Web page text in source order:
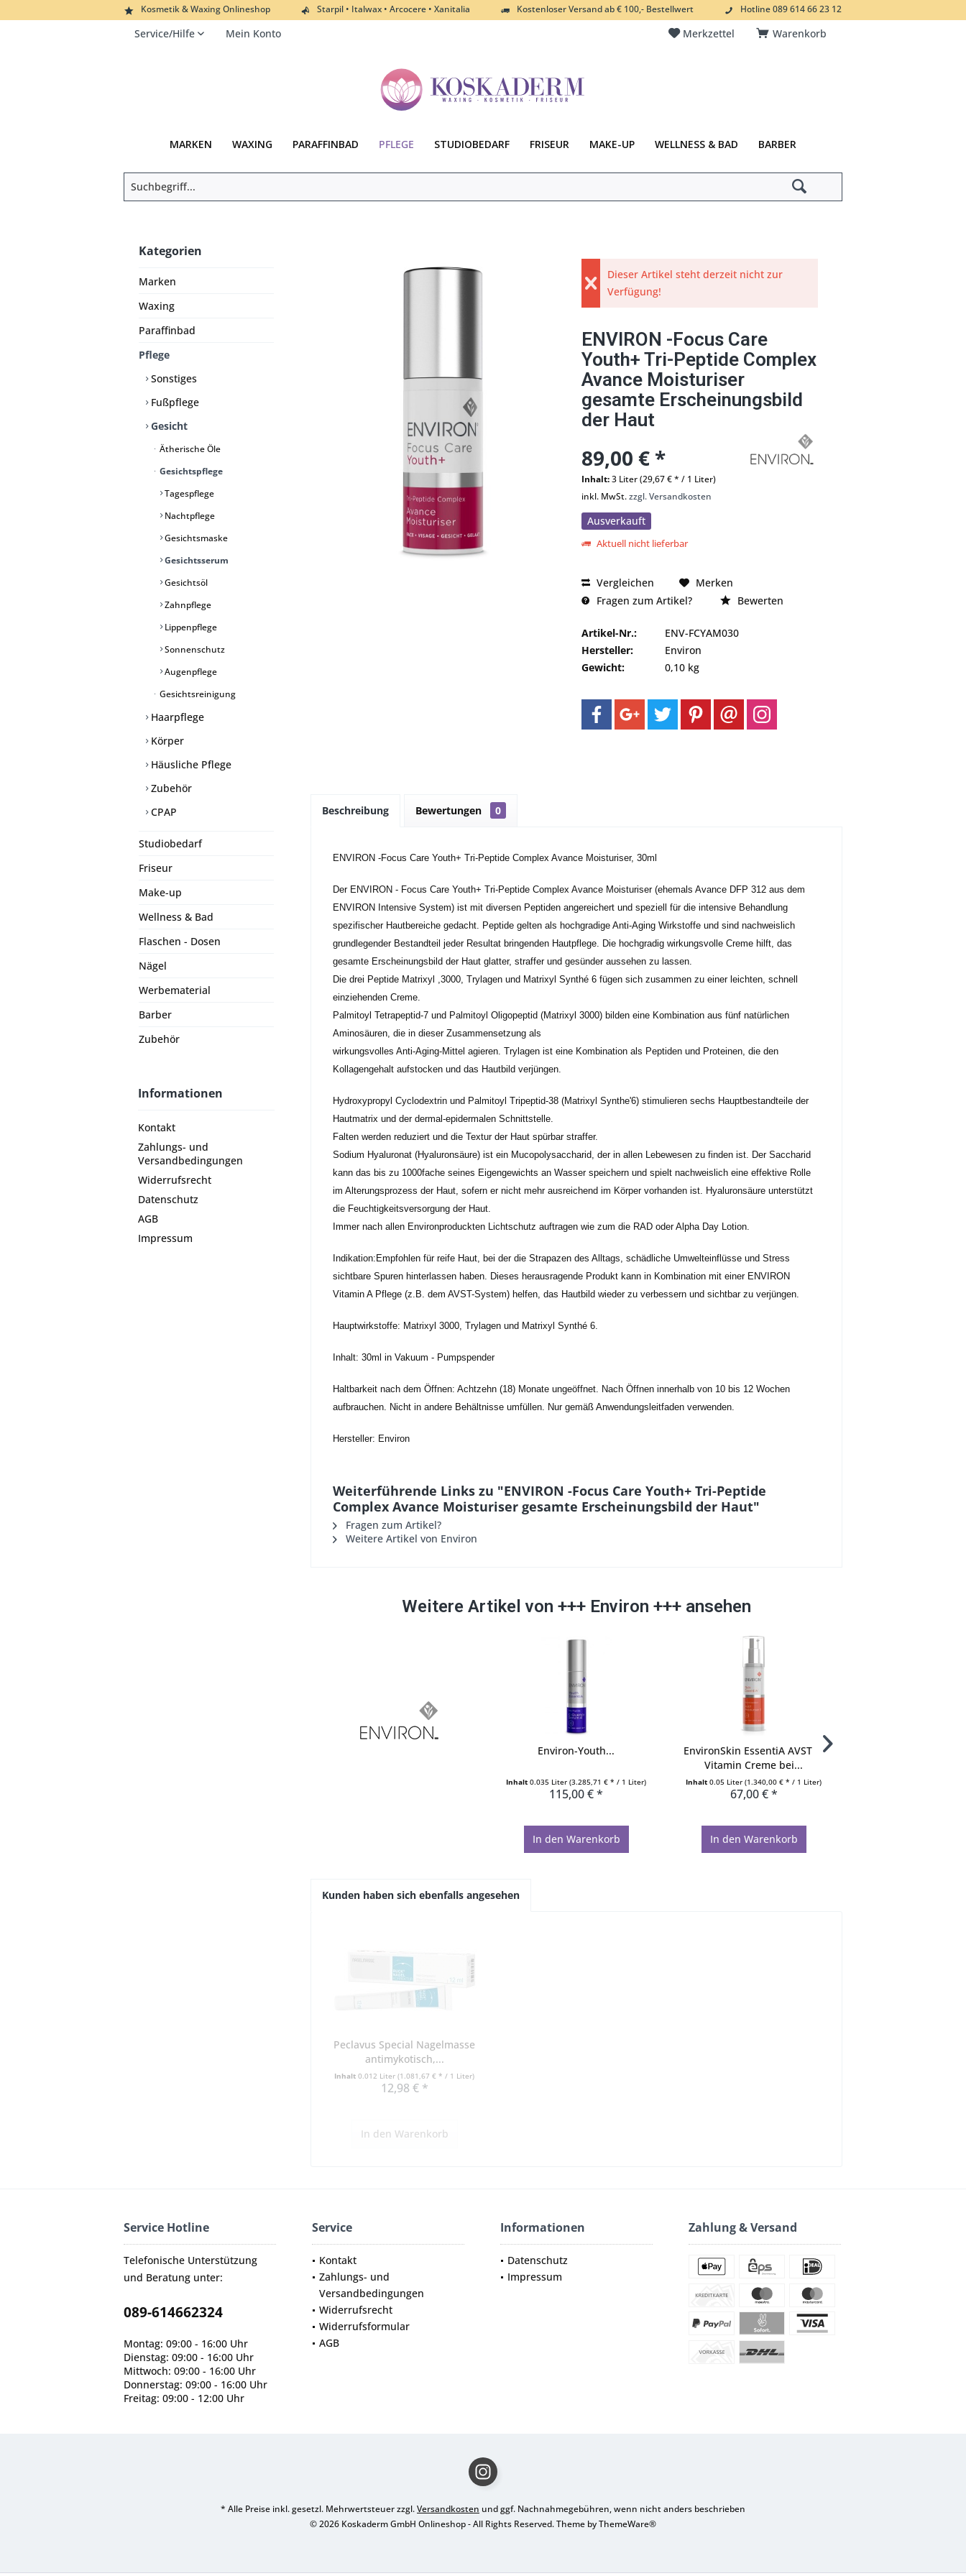
Kosmetik & Waxing Onlineshop Starpil • Italwax • Arcocere • Xanitalia Kostenloser Versand ab € 100,- Bestellwert Hotline 089 614 66 23 12
Warenkorb
Merkzettel
Service/Hilfe Mein Konto
MARKEN WAXING PARAFFINBAD PFLEGE STUDIOBEDARF FRISEUR MAKE-UP WELLNESS & BAD BARBER
Kategorien
Marken
Waxing
Paraffinbad
Pflege
Sonstiges
Fußpflege
Gesicht
Ätherische Öle
Gesichtspflege
Tagespflege
Nachtpflege
Gesichtsmaske
Gesichtsserum
Gesichtsöl
Zahnpflege
Lippenpflege
Sonnenschutz
Augenpflege
Gesichtsreinigung
Haarpflege
Körper
Häusliche Pflege
Zubehör
CPAP
Studiobedarf
Friseur
Make-up
Wellness & Bad
Flaschen - Dosen
Nägel
Werbematerial
Barber
Zubehör
Informationen
Kontakt
Zahlungs- und
Versandbedingungen
Widerrufsrecht
Datenschutz
AGB
Impressum
Dieser Artikel steht derzeit nicht zur
Verfügung!
ENVIRON -Focus Care
Youth+ Tri-Peptide Complex
Avance Moisturiser
gesamte Erscheinungsbild
der Haut
89,00 € *
Inhalt:3 Liter (29,67 € * / 1 Liter)
inkl. MwSt.zzgl. Versandkosten
Ausverkauft
Aktuell nicht lieferbar
Vergleichen
Merken
Fragen zum Artikel?
Bewerten
Artikel-Nr.:
ENV-FCYAM030
Hersteller:
Environ
Gewicht:
0,10 kg
Beschreibung Bewertungen 0
ENVIRON -Focus Care Youth+ Tri-Peptide Complex Avance Moisturiser, 30ml
Der ENVIRON - Focus Care Youth+ Tri-Peptide Complex Avance Moisturiser (ehemals Avance DFP 312 aus dem
ENVIRON Intensive System) ist mit diversen Peptiden angereichert und speziell für die intensive Behandlung
spezifischer Hautbereiche gedacht. Peptide gelten als hochgradige Anti-Aging Wirkstoffe und sind nachweislich
grundlegender Bestandteil jeder Resultat bringenden Hautpflege. Die hochgradig wirkungsvolle Creme hilft, das
gesamte Erscheinungsbild der Haut glatter, straffer und gesünder aussehen zu lassen.
Die drei Peptide Matrixyl ,3000, Trylagen und Matrixyl Synthé 6 fügen sich zusammen zu einer leichten, schnell
einziehenden Creme.
Palmitoyl Tetrapeptid-7 und Palmitoyl Oligopeptid (Matrixyl 3000) bilden eine Kombination aus fünf natürlichen
Aminosäuren, die in dieser Zusammensetzung als
wirkungsvolles Anti-Aging-Mittel agieren. Trylagen ist eine Kombination als Peptiden und Proteinen, die den
Kollagengehalt aufstocken und das Hautbild verjüngen.
Hydroxypropyl Cyclodextrin und Palmitoyl Tripeptid-38 (Matrixyl Synthe'6) stimulieren sechs Hauptbestandteile der
Hautmatrix und der dermal-epidermalen Schnittstelle.
Falten werden reduziert und die Textur der Haut spürbar straffer.
Sodium Hyaluronat (Hyaluronsäure) ist ein Mucopolysaccharid, der in allen Lebewesen zu finden ist. Der Saccharid
kann das bis zu 1000fache seines Eigengewichts an Wasser speichern und spielt nachweislich eine effektive Rolle
im Alterungsprozess der Haut, sofern er nicht mehr ausreichend im Körper vorhanden ist. Hyaluronsäure unterstützt
die Feuchtigkeitsversorgung der Haut.
Immer nach allen Environproduckten Lichtschutz auftragen wie zum die RAD oder Alpha Day Lotion.
Indikation:Empfohlen für reife Haut, bei der die Strapazen des Alltags, schädliche Umwelteinflüsse und Stress
sichtbare Spuren hinterlassen haben. Dieses herausragende Produkt kann in Kombination mit einer ENVIRON
Vitamin A Pflege (z.B. dem AVST-System) helfen, das Hautbild wieder zu verbessern und sichtbar zu verjüngen.
Hauptwirkstoffe: Matrixyl 3000, Trylagen und Matrixyl Synthé 6.
Inhalt: 30ml in Vakuum - Pumpspender
Haltbarkeit nach dem Öffnen: Achtzehn (18) Monate ungeöffnet. Nach Öffnen innerhalb von 10 bis 12 Wochen
aufbrauchen. Nicht in andere Behältnisse umfüllen. Nur gemäß Anwendungsleitfaden verwenden.
Hersteller: Environ
Weiterführende Links zu "ENVIRON -Focus Care Youth+ Tri-Peptide
Complex Avance Moisturiser gesamte Erscheinungsbild der Haut"
Fragen zum Artikel?
Weitere Artikel von Environ
Weitere Artikel von +++ Environ +++ ansehen
Environ-Youth...
Inhalt0.035 Liter(3.285,71 € * / 1 Liter)
115,00 € *
In den Warenkorb
EnvironSkin EssentiA AVST 3,
Vitamin Creme bei...
Inhalt0.05 Liter(1.340,00 € * / 1 Liter)
67,00 € *
In den Warenkorb
Kunden haben sich ebenfalls angesehen
Peclavus Special Nagelmasse
antimykotisch,...
Inhalt0.012 Liter(1.081,67 € * / 1 Liter)
12,98 € *
In den Warenkorb
Service Hotline
Telefonische Unterstützung
und Beratung unter:
089-614662324
Montag: 09:00 - 16:00 Uhr
Dienstag: 09:00 - 16:00 Uhr
Mittwoch: 09:00 - 16:00 Uhr
Donnerstag: 09:00 - 16:00 Uhr
Freitag: 09:00 - 12:00 Uhr
Service
Kontakt
Zahlungs- und
Versandbedingungen
Widerrufsrecht
Widerrufsformular
AGB
Informationen
Datenschutz
Impressum
Zahlung & Versand
* Alle Preise inkl. gesetzl. Mehrwertsteuer zzgl.Versandkosten und ggf. Nachnahmegebühren, wenn nicht anders beschrieben
© 2026 Koskaderm GmbH Onlineshop - All Rights Reserved. Theme byThemeWare®